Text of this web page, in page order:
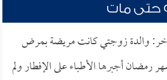
حتى مات
والدة زوجتي كانت مريضة بمرض
رمضان أجبرها الأطباء على الإفطار ولم